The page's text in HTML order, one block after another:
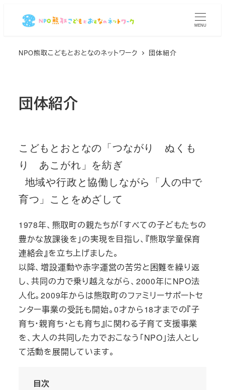
MENU
NPO熊取こどもとおとなのネットワーク 団体紹介
団体紹介
こどもとおとなの「つながり　ぬくも
り　あこがれ」を紡ぎ
育つ」ことをめざして
1978年、熊取町の親たちが「すべての子どもたちの
豊かな放課後を」の実現を目指し、『熊取学童保育
連絡会』を立ち上げました。
以降、増設運動や赤字運営の苦労と困難を繰り返
し、共同の力で乗り越えながら、2000年にNPO法
人化。2009年からは熊取町のファミリーサポートセ
ンター事業の受託も開始。0才から18才までの『子
育ち・親育ち・とも育ち』に関わる子育て支援事業
を、大人の共同した力でおこなう「NPO」法人とし
て活動を展開しています。
目次